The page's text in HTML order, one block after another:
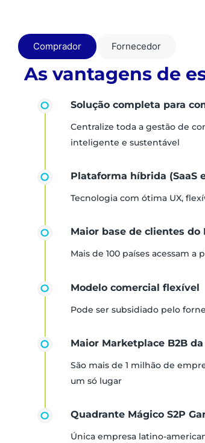
Comprador Fornecedor
As vantagens de
Solução completa para
Centralize toda a gestão de
inteligente e sustentável
Plataforma híbrida (SaaS
Tecnologia com ótima UX,
Maior base de clientes
Mais de 100 países acessam a
Modelo comercial flexível
Pode ser subsidiado pelo
Maior Marketplace B2B
São mais de 1 milhão de
um só lugar
Quadrante Mágico S2P
Única empresa latino-